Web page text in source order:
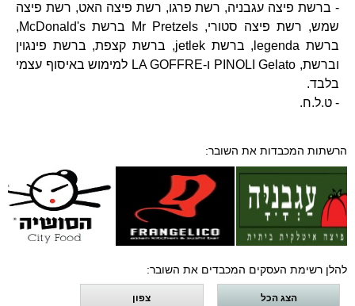
- ברשת פיצה עגבניה, רשת פרגו, רשת פיצה האט, רשת פיצה
שמש, רשת פיצה סטורי, Mr Pretzels ברשת McDonald's,
ברשת legenda, ברשת jetlek, ברשת קצפת, ברשת פינגוין
וברשת, PINOLI Gelato ו-LA GOFFRE למימוש באיסוף עצמי
בלבד.
- ט.ל.ח.
הרשתות המכבדות את השובר:
להלן רשימת העסקים המכבדים את השובר:
הצג הכל צפון